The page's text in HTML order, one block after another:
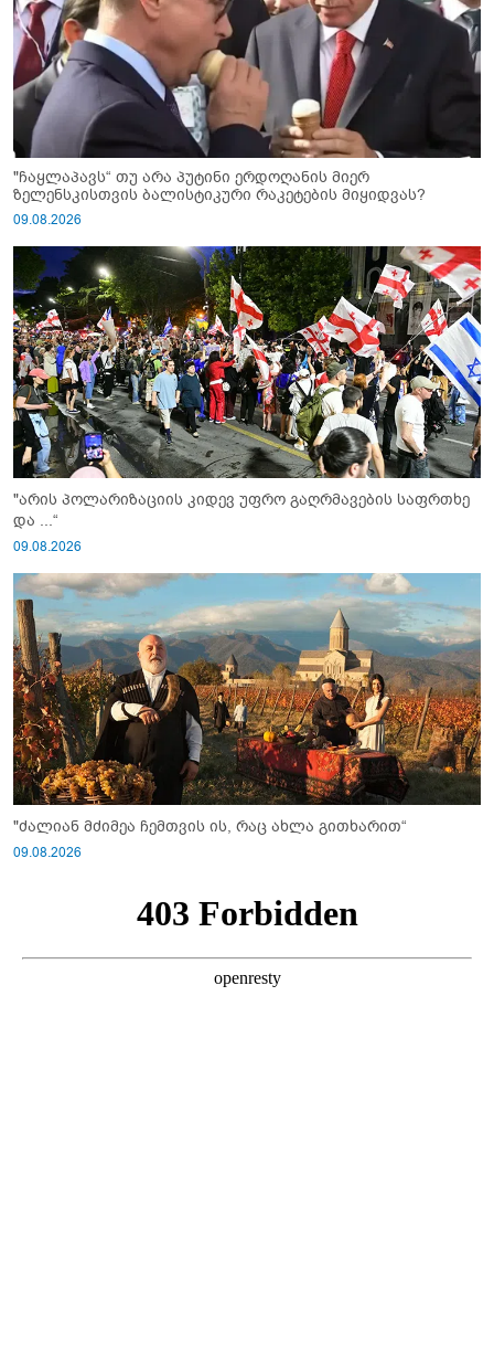
"ჩაყლაპავს“ თუ არა პუტინი ერდოღანის მიერ
ზელენსკისთვის ბალისტიკური რაკეტების მიყიდვას?
09.08.2026
"არის პოლარიზაციის კიდევ უფრო გაღრმავების საფრთხე
და ...“
09.08.2026
"ძალიან მძიმეა ჩემთვის ის, რაც ახლა გითხარით“
09.08.2026